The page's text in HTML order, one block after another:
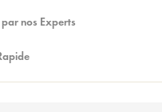
nos Experts